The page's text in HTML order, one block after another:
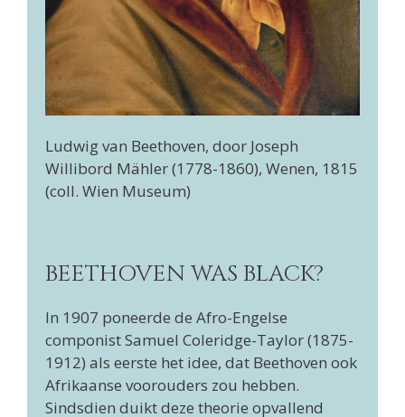
Ludwig van Beethoven, door Joseph
Willibord Mähler (1778-1860), Wenen, 1815
(coll. Wien Museum)
BEETHOVEN WAS BLACK?
In 1907 poneerde de Afro-Engelse
componist Samuel Coleridge-Taylor (1875-
1912) als eerste het idee, dat Beethoven ook
Afrikaanse voorouders zou hebben.
Sindsdien duikt deze theorie opvallend